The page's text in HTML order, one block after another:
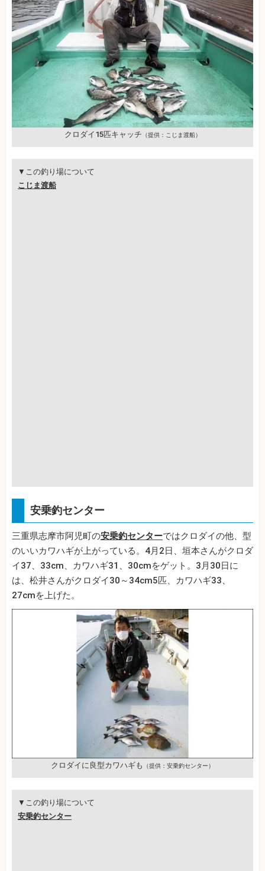
クロダイ15匹キャッチ （提供：こじま渡船）
▼この釣り場について
こじま渡船
安乗釣センター
三重県志摩市阿児町の安乗釣センターではクロダイの他、型
のいいカワハギが上がっている。4月2日、垣本さんがクロダ
イ37、33cm、カワハギ31、30cmをゲット。3月30日に
は、松井さんがクロダイ30～34cm5匹、カワハギ33、
27cmを上げた。
クロダイに良型カワハギも （提供：安乗釣センター）
▼この釣り場について
安乗釣センター